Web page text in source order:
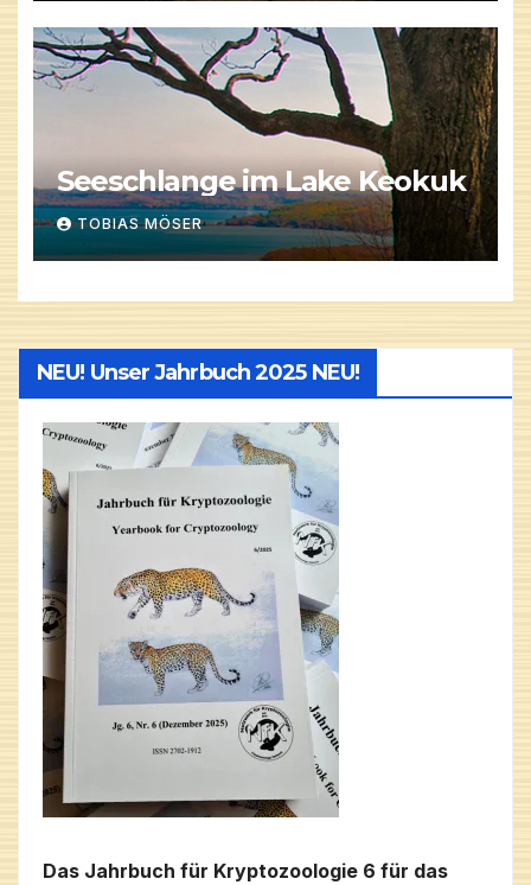
Seeschlange im Lake Keokuk
TOBIAS MÖSER
NEU! Unser Jahrbuch 2025 NEU!
Das Jahrbuch für Kryptozoologie 6 für das